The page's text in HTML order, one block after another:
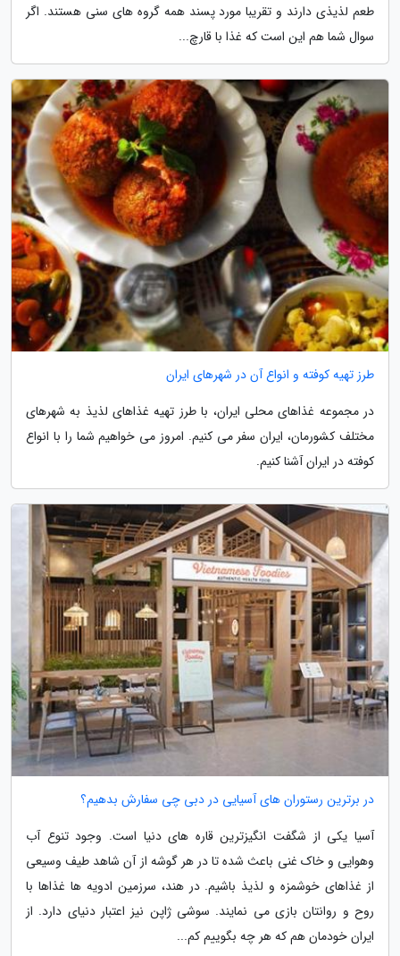
طعم لذیذی دارند و تقریبا مورد پسند همه گروه های سنی هستند. اگر
سوال شما هم این است که غذا با قارچ...
طرز تهیه کوفته و انواع آن در شهرهای ایران
در مجموعه غذاهای محلی ایران، با طرز تهیه غذاهای لذیذ به شهرهای
مختلف کشورمان، ایران سفر می کنیم. امروز می خواهیم شما را با انواع
کوفته در ایران آشنا کنیم.
در برترین رستوران های آسیایی در دبی چی سفارش بدهیم؟
آسیا یکی از شگفت انگیزترین قاره های دنیا است. وجود تنوع آب
وهوایی و خاک غنی باعث شده تا در هر گوشه از آن شاهد طیف وسیعی
از غذاهای خوشمزه و لذیذ باشیم. در هند، سرزمین ادویه ها غذاها با
روح و روانتان بازی می نمایند. سوشی ژاپن نیز اعتبار دنیای دارد. از
ایران خودمان هم که هر چه بگوییم کم...